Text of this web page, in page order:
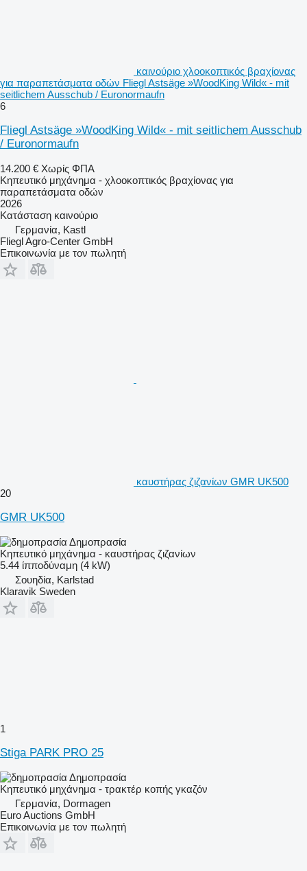
καινούριο χλοοκοπτικός βραχίονας
για παραπετάσματα οδών Fliegl Astsäge »WoodKing Wild« - mit
seitlichem Ausschub / Euronormaufn
6
Fliegl Astsäge »WoodKing Wild« - mit seitlichem Ausschub
/ Euronormaufn
14.200 € Χωρίς ΦΠΑ
Κηπευτικό μηχάνημα - χλοοκοπτικός βραχίονας για
παραπετάσματα οδών
2026
Κατάσταση καινούριο
Γερμανία, Kastl
Fliegl Agro-Center GmbH
Επικοινωνία με τον πωλητή
καυστήρας ζιζανίων GMR UK500
20
GMR UK500
Δημοπρασία
Κηπευτικό μηχάνημα - καυστήρας ζιζανίων
5.44 ίπποδύναμη (4 kW)
Σουηδία, Karlstad
Klaravik Sweden
1
Stiga PARK PRO 25
Δημοπρασία
Κηπευτικό μηχάνημα - τρακτέρ κοπής γκαζόν
Γερμανία, Dormagen
Euro Auctions GmbH
Επικοινωνία με τον πωλητή